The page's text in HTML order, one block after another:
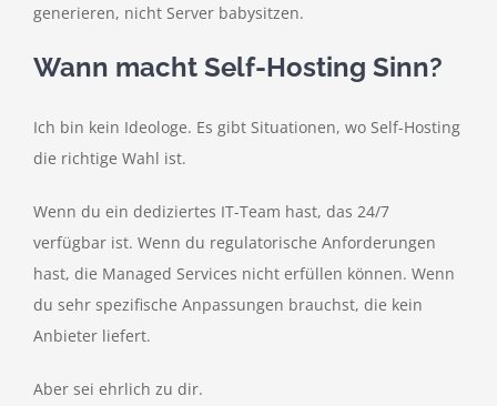
generieren, nicht Server babysitzen.
Wann macht Self-Hosting Sinn?
Ich bin kein Ideologe. Es gibt Situationen, wo Self-Hosting
die richtige Wahl ist.
Wenn du ein dediziertes IT-Team hast, das 24/7
verfügbar ist. Wenn du regulatorische Anforderungen
hast, die Managed Services nicht erfüllen können. Wenn
du sehr spezifische Anpassungen brauchst, die kein
Anbieter liefert.
Aber sei ehrlich zu dir.